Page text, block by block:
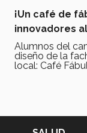
¡Un café de
innovadores
Alumnos del
diseño de la
local: Café